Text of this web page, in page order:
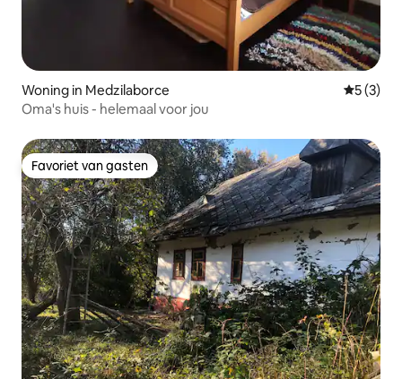
Woning in Medzilaborce
5 (3)
Oma's huis - helemaal voor jou
Favoriet van gasten
Favoriet van gasten